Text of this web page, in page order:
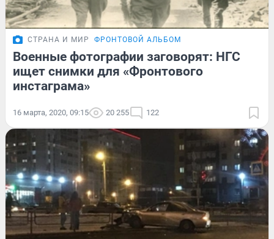
СТРАНА И МИР ФРОНТОВОЙ АЛЬБОМ
Военные фотографии заговорят: НГС
ищет снимки для «Фронтового
инстаграма»
16 марта, 2020, 09:15 20 255 122